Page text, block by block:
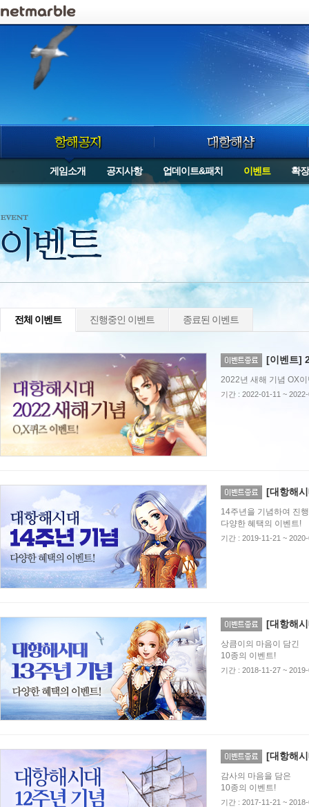
게임소개 공지사항 업데이트&패치 이벤트 확
전체 이벤트 진행중인 이벤트 종료된 이벤트
[이벤트]
2022년 새해 기념 OX
기간 : 2022-01-11 ~
[대항해
14주년을 기념하여 진
다양한 혜택의 이벤트!
기간 : 2019-11-21 ~
[대항해
상큼이의 마음이 담긴
10종의 이벤트!
기간 : 2018-11-27 ~
[대항해
감사의 마음을 담은
10종의 이벤트!
기간 : 2017-11-21 ~